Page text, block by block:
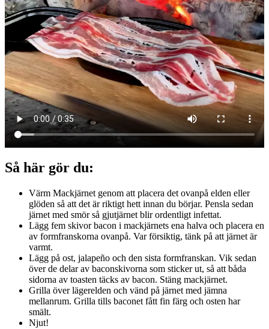
Så här gör du:
Värm Mackjärnet genom att placera det ovanpå elden eller
glöden så att det är riktigt hett innan du börjar. Pensla sedan
järnet med smör så gjutjärnet blir ordentligt infettat.
Lägg fem skivor bacon i mackjärnets ena halva och placera en
av formfranskorna ovanpå. Var försiktig, tänk på att järnet är
varmt.
Lägg på ost, jalapeño och den sista formfranskan. Vik sedan
över de delar av baconskivorna som sticker ut, så att båda
sidorna av toasten täcks av bacon. Stäng mackjärnet.
Grilla över lägerelden och vänd på järnet med jämna
mellanrum. Grilla tills baconet fått fin färg och osten har
smält.
Njut!